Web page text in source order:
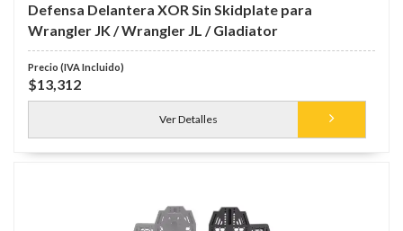
Defensa Delantera XOR Sin Skidplate para
Wrangler JK / Wrangler JL / Gladiator
$13,312
Ver Detalles